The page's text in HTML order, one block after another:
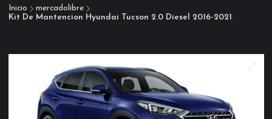
Inicio
mercadolibre
Kit De Mantencion Hyundai Tucson 2.0 Diesel 2016-2021